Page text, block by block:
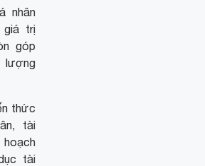
nhân
giá trị
góp
lượng
thức
tài
hoạch
tài